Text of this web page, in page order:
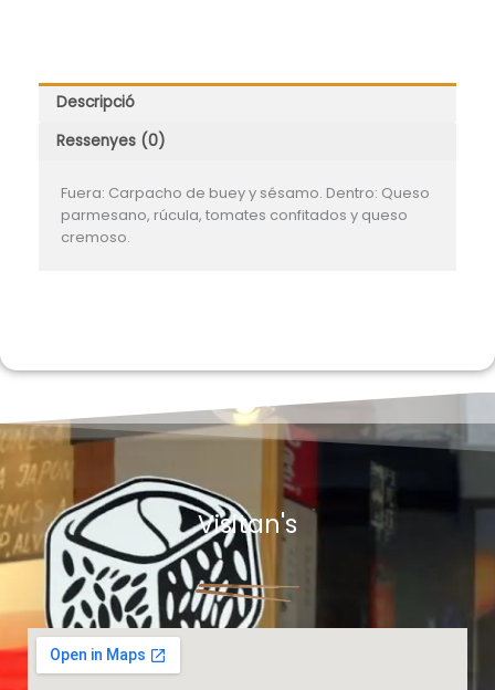
Descripció
Ressenyes (0)
Fuera: Carpacho de buey y sésamo. Dentro: Queso
parmesano, rúcula, tomates confitados y queso
cremoso.
Visitan's